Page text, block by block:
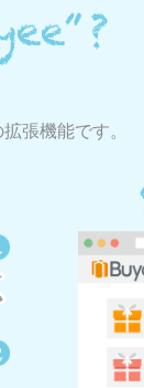
張機能です。